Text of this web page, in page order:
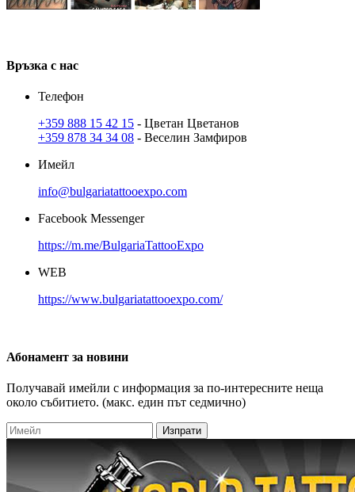
Връзка с нас
Телефон
+359 888 15 42 15 - Цветан Цветанов
+359 878 34 34 08 - Веселин Замфиров
Имейл
info@bulgariatattooexpo.com
Facebook Messenger
https://m.me/BulgariaTattooExpo
WEB
https://www.bulgariatattooexpo.com/
Абонамент за новини
Получавай имейли с информация за по-интересните неща
около събитието. (макс. един път седмично)